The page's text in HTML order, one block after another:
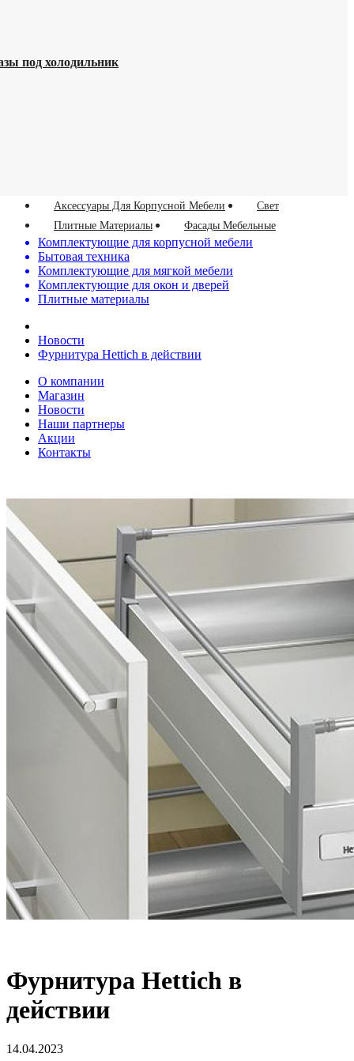
под холодильник
Аксессуары Для Корпусной Мебели
Свет
Плитные Материалы
Фасады Мебельные
Комплектующие для корпусной мебели
Бытовая техника
Комплектующие для мягкой мебели
Комплектующие для окон и дверей
Плитные материалы
Новости
Фурнитура Hettich в действии
О компании
Магазин
Новости
Наши партнеры
Акции
Контакты
Фурнитура Hettich в
действии
14.04.2023